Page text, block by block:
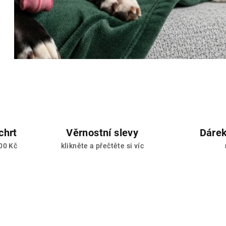
Kč
Věrnostní slevy
klikněte a přečtěte si víc